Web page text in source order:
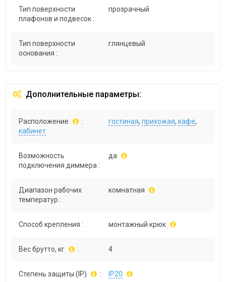
Тип поверхности
плафонов и подвесок :
прозрачный
Тип поверхности
основания :
глянцевый
Дополнительные параметры:
Расположение : гостиная,прихожая,кафе,
кабинет
Возможность
подключения диммера :
да
Диапазон рабочих
температур :
комнатная
Способ крепления : монтажный крюк
Вес брутто, кг : 4
Степень защиты (IP) : IP20